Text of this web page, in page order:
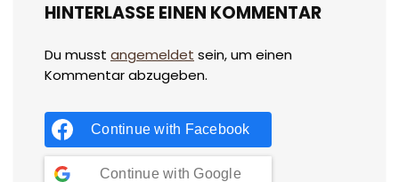
HINTERLASSE EINEN KOMMENTAR
Du musst angemeldet sein, um einen
Kommentar abzugeben.
Continue with Facebook
Continue with Google